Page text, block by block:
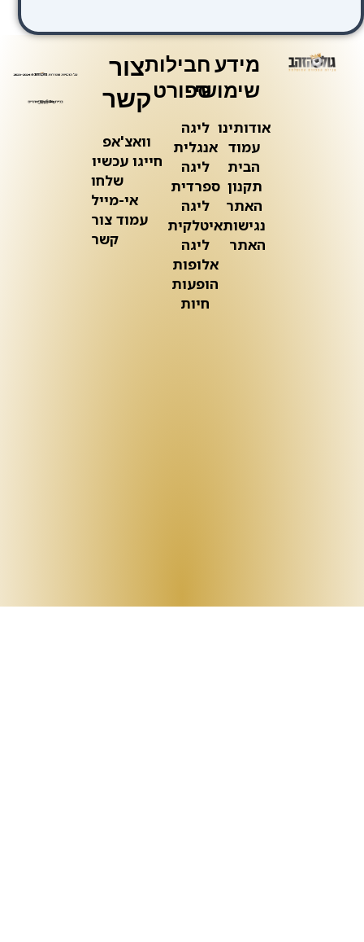
מידע
שימושי
אודותינו
עמוד
הבית
תקנון
האתר
נגישות
האתר
חבילות
ספורט
ליגה
אנגלית
ליגה
ספרדית
ליגה
איטלקית
ליגה
אלופות
הופעות
חיות
צור
קשר
וואצ'אפ
חייגו עכשיו
שלחו
אי-מייל
עמוד צור
קשר